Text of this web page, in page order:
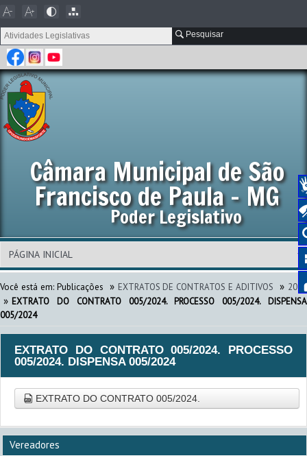
Pesquisar
Câmara Municipal de São
Francisco de Paula - MG
Poder Legislativo
Você está em: Publicações » EXTRATOS DE CONTRATOS E ADITIVOS » 2024
» EXTRATO DO CONTRATO 005/2024. PROCESSO 005/2024. DISPENSA
005/2024
EXTRATO DO CONTRATO 005/2024. PROCESSO
005/2024. DISPENSA 005/2024
EXTRATO DO CONTRATO 005/2024.
Vereadores